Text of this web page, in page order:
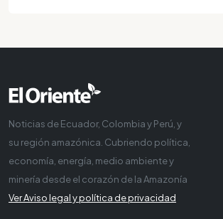
Noticias de Ecuador, Colombia y Perú, y
su región amazónica. Cubriendo política,
economía, energía, medio ambiente y
minería desde el corazón de la Amazonía
Ver Aviso legal y política de privacidad